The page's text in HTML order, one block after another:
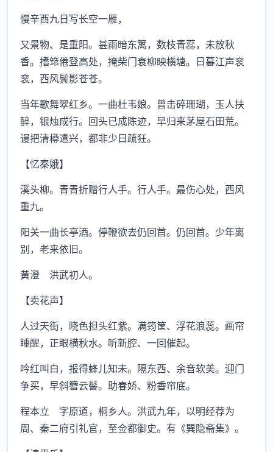
慢辛酉九日写长空一雁，
又景物、是重阳。甚雨暗东篱，数枝青蕊，未放秋
香。搘筇倦登高处，掩柴门衰柳映横塘。日暮江声衮
衮，西风鬓影苍苍。
当年歌舞翠红乡。一曲杜韦娘。曾击碎珊瑚，玉人扶
醉，银烛成行。回头已成陈迹，早归来茅屋石田荒。
谩把清樽遣兴，都非少日疏狂。
【忆秦娥】
溪头柳。青青折赠行人手。行人手。最伤心处，西风
重九。
阳关一曲长亭酒。停鞭欲去仍回首。仍回首。少年离
别，老来依旧。
黄澄 洪武初人。
【卖花声】
人过天街，晓色担头红紫。满筠筐、浮花浪蕊。画帘
睡醒，正眼横秋水。听新腔、一回催起。
吟红叫白，报得蜂儿知未。隔东西、余音软美。迎门
争买，早斜簪云髻。助春娇、粉香帘底。
程本立 字原道，桐乡人。洪武九年，以明经荐为
周、秦二府引礼官，至佥都御史。有《巽隐斋集》。